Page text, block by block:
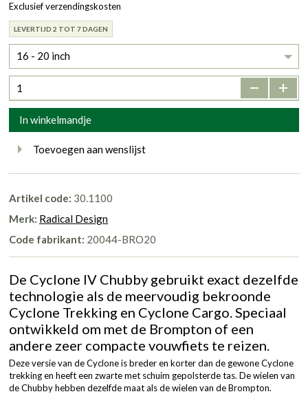
Exclusief verzendingskosten
LEVERTIJD 2 TOT 7 DAGEN
16 - 20 inch
- +
In winkelmandje
Toevoegen aan wenslijst
Artikel code: 30.1100
Merk: Radical Design
Code fabrikant: 20044-BRO20
De Cyclone IV Chubby gebruikt exact dezelfde
technologie als de meervoudig bekroonde
Cyclone Trekking en Cyclone Cargo. Speciaal
ontwikkeld om met de Brompton of een
andere zeer compacte vouwfiets te reizen.
Deze versie van de Cyclone is breder en korter dan de gewone Cyclone
trekking en heeft een zwarte met schuim gepolsterde tas. De wielen van
de Chubby hebben dezelfde maat als de wielen van de Brompton.